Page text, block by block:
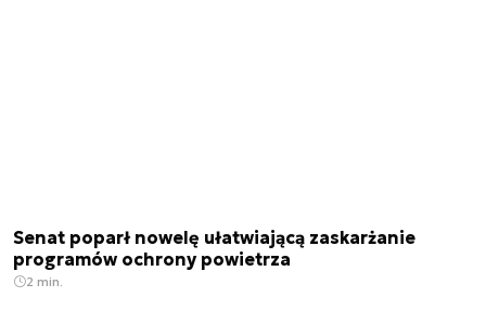
Senat poparł nowelę ułatwiającą zaskarżanie
programów ochrony powietrza
2 min.